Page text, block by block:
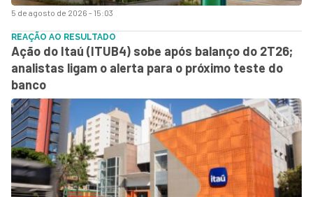
5 de agosto de 2026 - 15:03
REAÇÃO AO RESULTADO
Ação do Itaú (ITUB4) sobe após balanço do 2T26;
analistas ligam o alerta para o próximo teste do
banco